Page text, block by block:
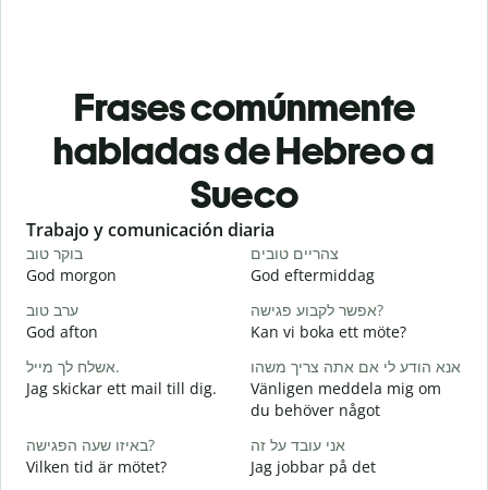
Frases comúnmente
habladas de Hebreo a
Sueco
Slide 1 of 6
Trabajo y comunicación diaria
בוקר טוב
God morgon
צהריים טובים
God eftermiddag
ערב טוב
God afton
אפשר לקבוע פגישה?
Kan vi boka ett möte?
אשלח לך מייל.
Jag skickar ett mail till dig.
אנא הודע לי אם אתה צריך משהו
Vänligen meddela mig om
du behöver något
באיזו שעה הפגישה?
Vilken tid är mötet?
אני עובד על זה
Jag jobbar på det